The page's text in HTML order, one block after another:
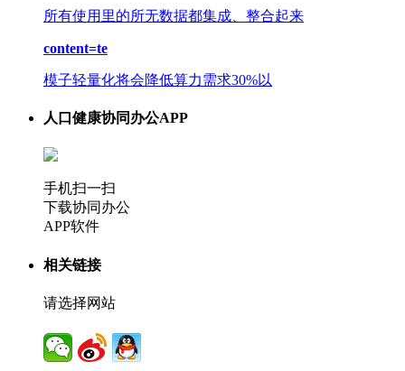
所有使用里的所无数据都集成、整合起来
content=te
模子轻量化将会降低算力需求30%以
人口健康协同办公APP
手机扫一扫
下载协同办公
APP软件
相关链接
请选择网站